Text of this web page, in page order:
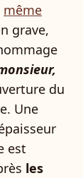
même
grave,
du
Une
est
les